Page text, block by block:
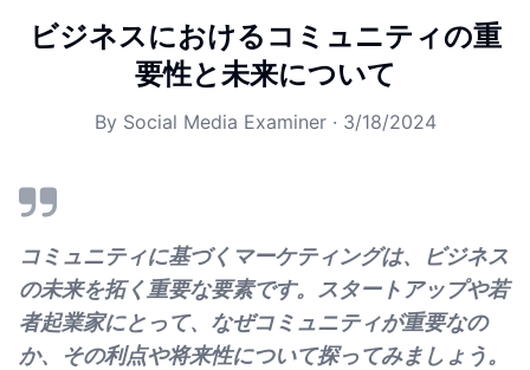
ビジネスにおけるコミュニティの重
要性と未来について
By Social Media Examiner· 3/18/2024
コミュニティに基づくマーケティングは、ビジネス
の未来を拓く重要な要素です。スタートアップや若
者起業家にとって、なぜコミュニティが重要なの
か、その利点や将来性について探ってみましょう。